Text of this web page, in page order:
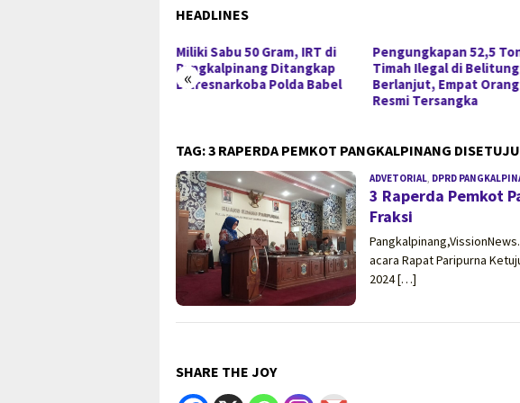
HEADLINES
«
Miliki Sabu 50 Gram, IRT di
Pangkalpinang Ditangkap
Ditresnarkoba Polda Babel
Pengungkapan 52,5
Timah Ilegal di Belitung
Berlanjut, Empat Orang
Resmi Tersangka
TAG:3 RAPERDA PEMKOT PANGKALPINANG
ADVETORIAL DPRD
3 Raperda Pemkot
Fraksi
acara Rapat Paripurna
2024 […]
SHARE THE JOY